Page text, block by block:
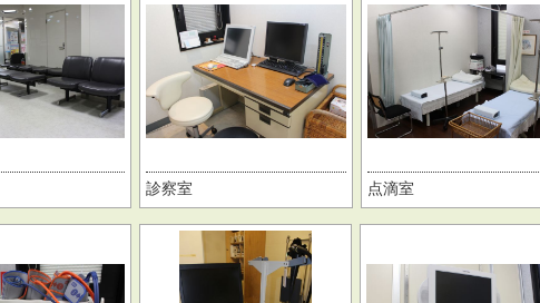
診察室 点滴室